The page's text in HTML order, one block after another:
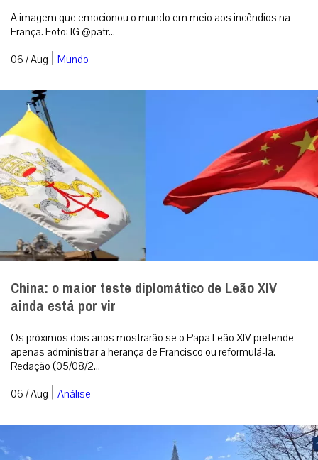
A imagem que emocionou o mundo em meio aos incêndios na
França. Foto: IG @patr...
06 / Aug | Mundo
China: o maior teste diplomático de Leão XIV
ainda está por vir
Os próximos dois anos mostrarão se o Papa Leão XIV pretende
apenas administrar a herança de Francisco ou reformulá-la.
Redação (05/08/2...
06 / Aug | Análise